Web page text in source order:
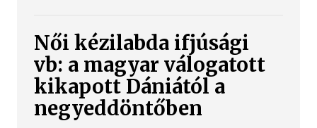
Női kézilabda ifjúsági
vb: a magyar válogatott
kikapott Dániától a
negyeddöntőben